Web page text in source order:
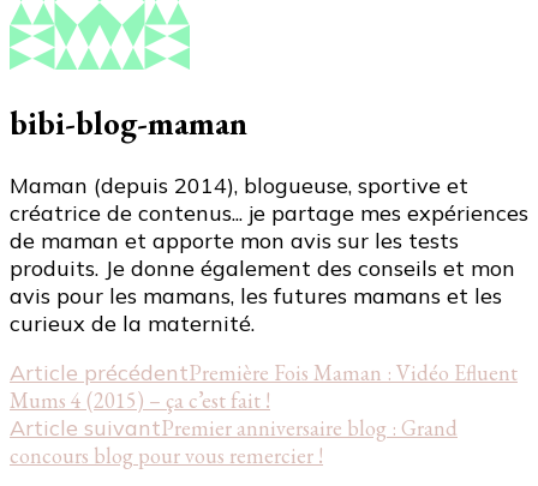
bibi-blog-maman
Maman (depuis 2014), blogueuse, sportive et
créatrice de contenus... je partage mes expériences
de maman et apporte mon avis sur les tests
produits. Je donne également des conseils et mon
avis pour les mamans, les futures mamans et les
curieux de la maternité.
Navigation
d'article
Article précédentPremière Fois Maman : Vidéo Efluent
Mums 4 (2015) – ça c’est fait !
Article suivantPremier anniversaire blog : Grand
concours blog pour vous remercier !